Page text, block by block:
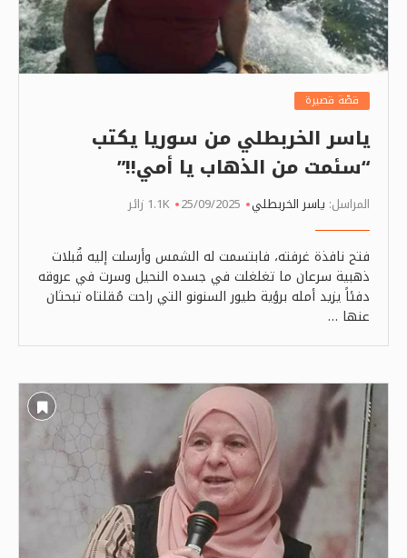
قصّة قصيرة
ياسر الخربطلي من سوريا يكتب
“سئمت من الذهاب يا أمي!!”
المراسل: ياسر الخربطلي 25/09/2025 1.1K زائر
فتح نافذة غرفته، فابتسمت له الشمس وأرسلت إليه قُبلات
ذهبية سرعان ما تغلغلت في جسده النحيل وسرت في عروقه
دفئاً يزيد أمله برؤية طيور السنونو التي راحت مُقلتاه تبحثان
عنها …